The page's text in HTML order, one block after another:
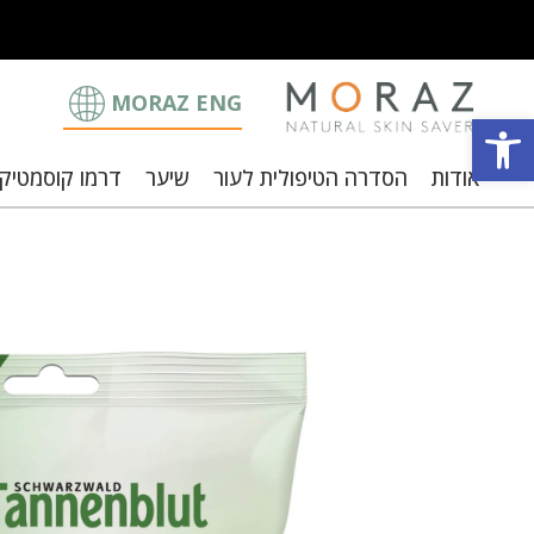
MORAZ ENG
אודות הסדרה הטיפולית לעור שיער דרמו
פתח סרגל נגישות